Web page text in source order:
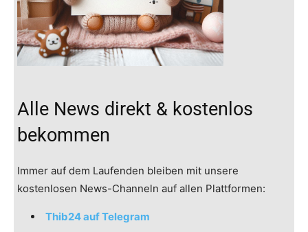
Alle News direkt & kostenlos
bekommen
Immer auf dem Laufenden bleiben mit unsere
kostenlosen News-Channeln auf allen Plattformen:
Thib24 auf Telegram